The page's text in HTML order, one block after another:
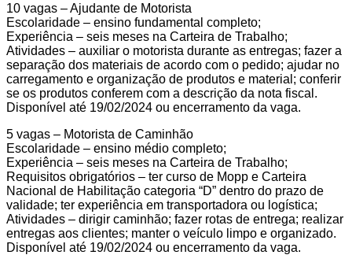
10 vagas – Ajudante de Motorista
Escolaridade – ensino fundamental completo;
Experiência – seis meses na Carteira de Trabalho;
Atividades – auxiliar o motorista durante as entregas; fazer a
separação dos materiais de acordo com o pedido; ajudar no
carregamento e organização de produtos e material; conferir
se os produtos conferem com a descrição da nota fiscal.
Disponível até 19/02/2024 ou encerramento da vaga.
5 vagas – Motorista de Caminhão
Escolaridade – ensino médio completo;
Experiência – seis meses na Carteira de Trabalho;
Requisitos obrigatórios – ter curso de Mopp e Carteira
Nacional de Habilitação categoria “D” dentro do prazo de
validade; ter experiência em transportadora ou logística;
Atividades – dirigir caminhão; fazer rotas de entrega; realizar
entregas aos clientes; manter o veículo limpo e organizado.
Disponível até 19/02/2024 ou encerramento da vaga.